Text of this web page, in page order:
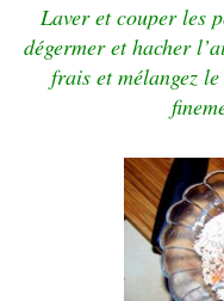
Laver et couper les
dégermer et hacher
frais et mélangez